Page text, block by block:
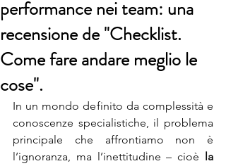
performance nei team: una
recensione de "Checklist.
Come fare andare meglio le
cose".
In un mondo definito da complessità e
conoscenze specialistiche, il problema
principale che affrontiamo non è
l’ignoranza, ma l’inettitudine – cioè la